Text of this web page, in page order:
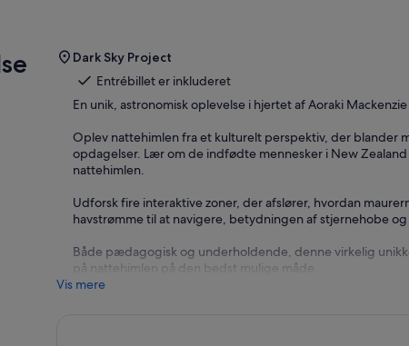
Dark Sky Project
Entrébillet er inkluderet
En unik, astronomisk oplevelse i hjertet af Aoraki
Oplev nattehimlen fra et kulturelt perspektiv, der blander
opdagelser. Lær om de indfødte mennesker i New
nattehimlen.
Udforsk fire interaktive zoner, der afslører, hvordan
havstrømme til at navigere, betydningen af stjernehobe
Både pædagogisk og underholdende, denne virkelig
på nattehimlen på den bedst mulige måde.
Vis mere